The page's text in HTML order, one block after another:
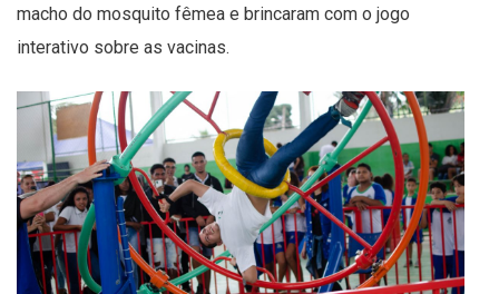
macho do mosquito fêmea e brincaram com o jogo
interativo sobre as vacinas.